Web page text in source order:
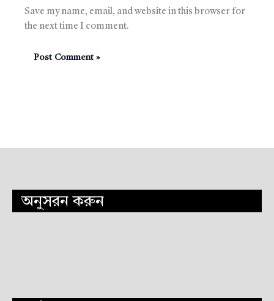
Save my name, email, and website in this browser for
the next time I comment.
অনুসরন করুন